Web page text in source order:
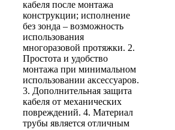
кабеля после монтажа
конструкции; исполнение
без зонда – возможность
использования
многоразовой протяжки. 2.
Простота и удобство
монтажа при минимальном
использовании аксессуаров.
3. Дополнительная защита
кабеля от механических
повреждений. 4. Материал
трубы является отличным